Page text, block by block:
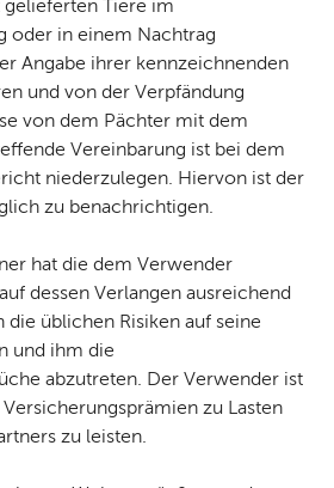
Tiere im
oder in einem Nachtrag
Angabe ihrer kennzeichnenden
und von der Verpfändung
von dem Pächter mit dem
Vereinbarung ist bei dem
niederzulegen. Hiervon ist der
zu benachrichtigen.
hat die dem Verwender
dessen Verlangen ausreichend
üblichen Risiken auf seine
und ihm die
abzutreten. Der Verwender ist
zu Lasten
zu leisten.